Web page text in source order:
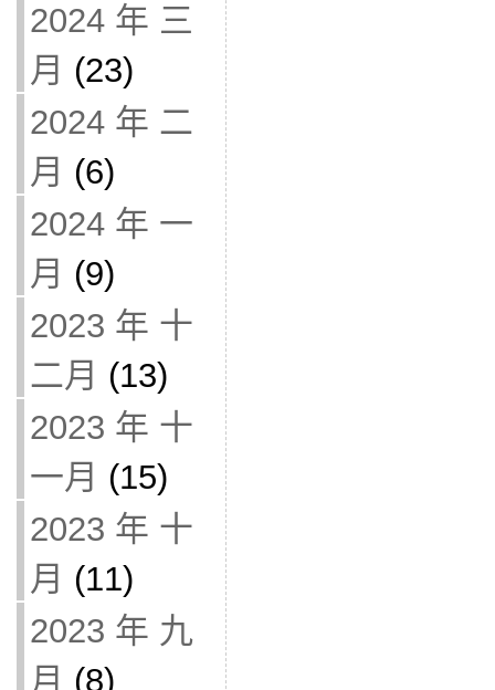
2024 年 三
月 (23)
2024 年 二
月 (6)
2024 年 一
月 (9)
2023 年 十
二月 (13)
2023 年 十
一月 (15)
2023 年 十
月 (11)
2023 年 九
月 (8)